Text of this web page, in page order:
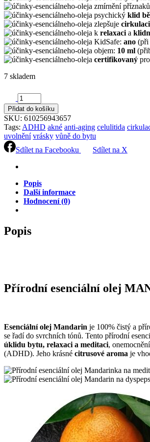
zmírnění příznaků
psychický klid
zlepšuje
k relaxaci a
KidSafe: ano (při
objem: 10 ml
certifikovaný
7 skladem
MANDARIN
přírodní
esenciální
olej
10ml
Plant
Therapy
quantity
Přidat do košíku
SKU: 610256943657
Tags: ADHD akné anti-aging celulitida
uvolnění vrásky vůně do bytu
Sdílet na Facebooku
Sdílet na X
Popis
Další informace
Hodnocení (0)
Popis
Přírodní esenciální olej
Esenciální olej Mandarin je 100% čistý a
se řadí do svrchních tónů. Tento přírodní
úklidu bytu, relaxaci a meditaci,
(ADHD). Jeho krásné citrusové aroma je